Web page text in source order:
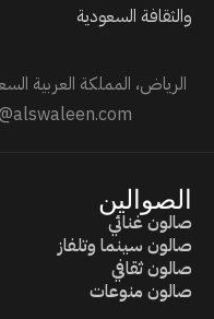
والثقافة السعودية
الرياض، المملكة العربية
الصوالين
صالون غنائي
صالون سينما وتلفاز
صالون ثقافي
صالون منوعات